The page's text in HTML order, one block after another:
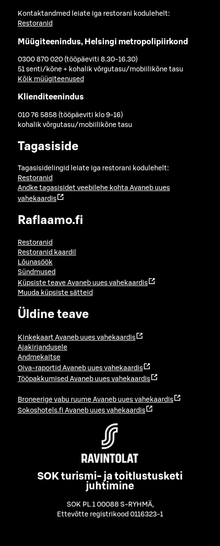
Kontaktandmed leiate iga restorani kodulehelt:
Restoranid
Müügiteenindus, Helsingi metropolipiirkond
0300 870 020 (tööpäeviti 8.30-16.30)
51 senti/kõne + kohalik võrgutasu/mobiilikõne tasu
Kõik müügiteenused
Klienditeenindus
010 76 5858 (tööpäeviti klo 9-16)
kohalik võrgutasu/mobiilikõne tasu
Tagasiside
Tagasisidelingid leiate iga restorani kodulehelt:
Restoranid
Andke tagasisidet veebilehe kohta Avaneb uues
vahekaardis
Raflaamo.fi
Restoranid
Restoranid kaardil
Lõunasöök
Sündmused
Küpsiste teave Avaneb uues vahekaardis
Muuda küpsiste sätteid
Üldine teave
Kinkekaart Avaneb uues vahekaardis
Ajakirjandusele
Andmekaitse
Oiva-raportid Avaneb uues vahekaardis
Tööpakkumised Avaneb uues vahekaardis
Broneerige vabu ruume Avaneb uues vahekaardis
Sokoshotels.fi Avaneb uues vahekaardis
SOK turismi- ja toitlustusketi
juhtimine
SOK PL 1 00088 S-RYHMÄ,
Ettevõtte registrikood 0116323-1